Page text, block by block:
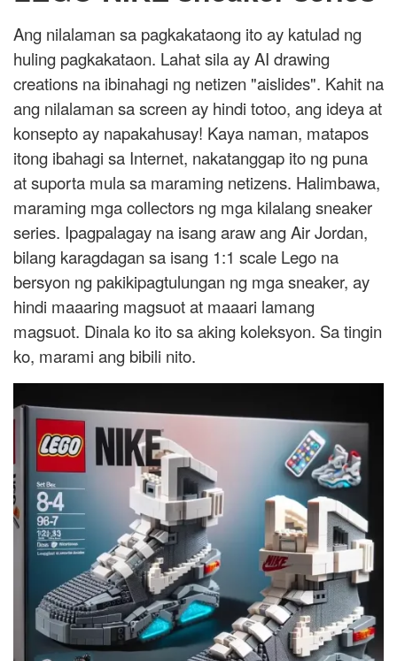
Ang nilalaman sa pagkakataong ito ay katulad ng
huling pagkakataon. Lahat sila ay AI drawing
creations na ibinahagi ng netizen "aislides". Kahit na
ang nilalaman sa screen ay hindi totoo, ang ideya at
konsepto ay napakahusay! Kaya naman, matapos
itong ibahagi sa Internet, nakatanggap ito ng puna
at suporta mula sa maraming netizens. Halimbawa,
maraming mga collectors ng mga kilalang sneaker
series. Ipagpalagay na isang araw ang Air Jordan,
bilang karagdagan sa isang 1:1 scale Lego na
bersyon ng pakikipagtulungan ng mga sneaker, ay
hindi maaaring magsuot at maaari lamang
magsuot. Dinala ko ito sa aking koleksyon. Sa tingin
ko, marami ang bibili nito.